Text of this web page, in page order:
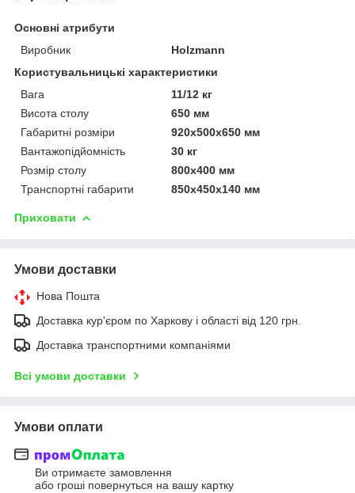
Основні атрибути
Виробник
Holzmann
Користувальницькі характеристики
Вага
11/12 кг
Висота столу
650 мм
Габаритні розміри
920x500x650 мм
Вантажопідйомність
30 кг
Розмір столу
800x400 мм
Транспортні габарити
850х450х140 мм
Приховати
Умови доставки
Нова Пошта
Доставка кур'єром по Харкову і області від 120 грн.
Доставка транспортними компаніями
Всі умови доставки
Умови оплати
Ви отримаєте замовлення
або гроші повернуться на вашу картку